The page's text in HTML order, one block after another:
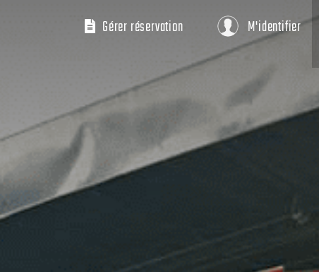
M'identifier
Gérer réservation